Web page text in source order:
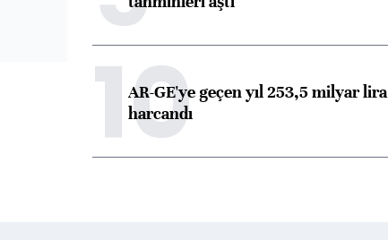
10
AR-GE'ye geçen yıl 253,5 milyar lira
harcandı